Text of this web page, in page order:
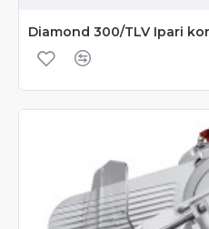
Diamond 300/TLV Ipari